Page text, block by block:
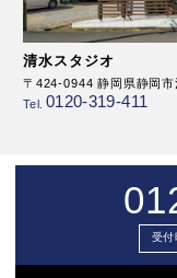
清水スタジオ
〒424-0944 静岡県静岡
Tel.
0120-319-411
受